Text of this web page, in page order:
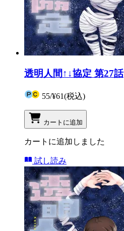
透明人間↑↓協定 第27話
55/¥61(税込)
カートに追加
カートに追加しました
試し読み